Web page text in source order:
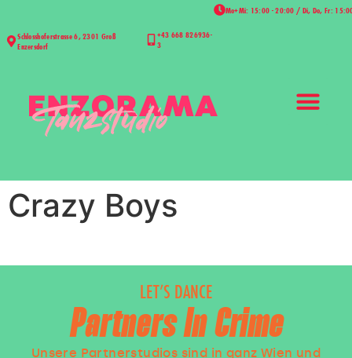
Schlosshoferstrasse 6, 2301 Groß
Enzersdorf
+43 668 826936-
3
Mo+Mi: 15:00 - 20:00 / Di, Do, Fr:
Crazy Boys
LET’S DANCE
Partners In Crime
Unsere Partnerstudios sind in ganz Wien und